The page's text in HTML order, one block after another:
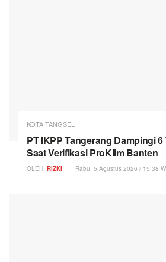
KOTA TANGSEL
PT IKPP Tangerang Dampingi
Saat Verifikasi ProKlim Banten
OLEH: RIZKI Rabu, 5 Agustus 2026 / 15:38